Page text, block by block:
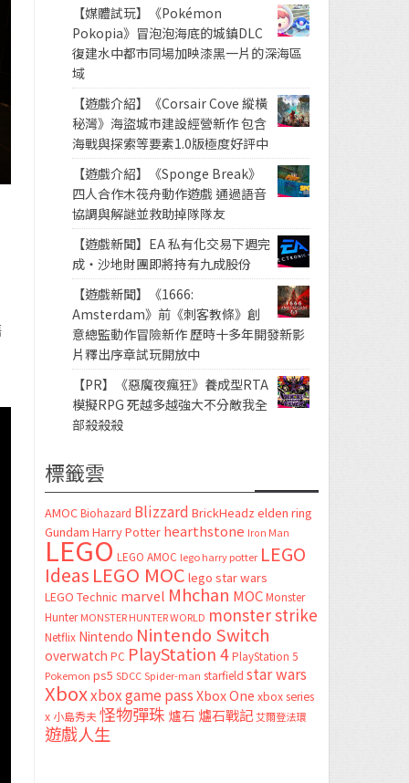
【媒體試玩】《Pokémon
Pokopia》冒泡泡海底的城鎮DLC
復建水中都市同場加映漆黑一片的深海區
域
【遊戲介紹】《Corsair Cove 縱橫
秘灣》海盜城市建設經營新作 包含
海戰與探索等要素1.0版極度好評中
【遊戲介紹】《Sponge Break》
四人合作木筏舟動作遊戲 通過語音
協調與解謎並救助掉隊隊友
【遊戲新聞】EA 私有化交易下週完
成・沙地財團即將持有九成股份
【遊戲新聞】《1666:
Amsterdam》前《刺客教條》創
意總監動作冒險新作 歷時十多年開發新影
片釋出序章試玩開放中
【PR】《惡魔夜瘋狂》養成型RTA
模擬RPG 死越多越強大不分敵我全
部殺殺殺
標籤雲
AMOC Biohazard Blizzard BrickHeadz elden ring
Gundam Harry Potter hearthstone Iron Man
LEGO LEGO AMOC lego harry potter LEGO
Ideas LEGO MOC lego star wars
LEGO Technic marvel Mhchan MOC Monster
Hunter MONSTER HUNTER WORLD monster strike
Netflix Nintendo Nintendo Switch
overwatch PC PlayStation 4 PlayStation 5
Pokemon ps5 SDCC Spider-man starfield star wars
Xboxxbox game passXbox One xbox series
x 小島秀夫怪物彈珠 爐石 爐石戰記艾爾登法環
遊戲人生